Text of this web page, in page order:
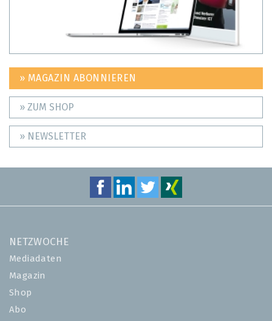
» MAGAZIN ABONNIEREN
» ZUM SHOP
» NEWSLETTER
NETZWOCHE
Mediadaten
Magazin
Shop
Abo